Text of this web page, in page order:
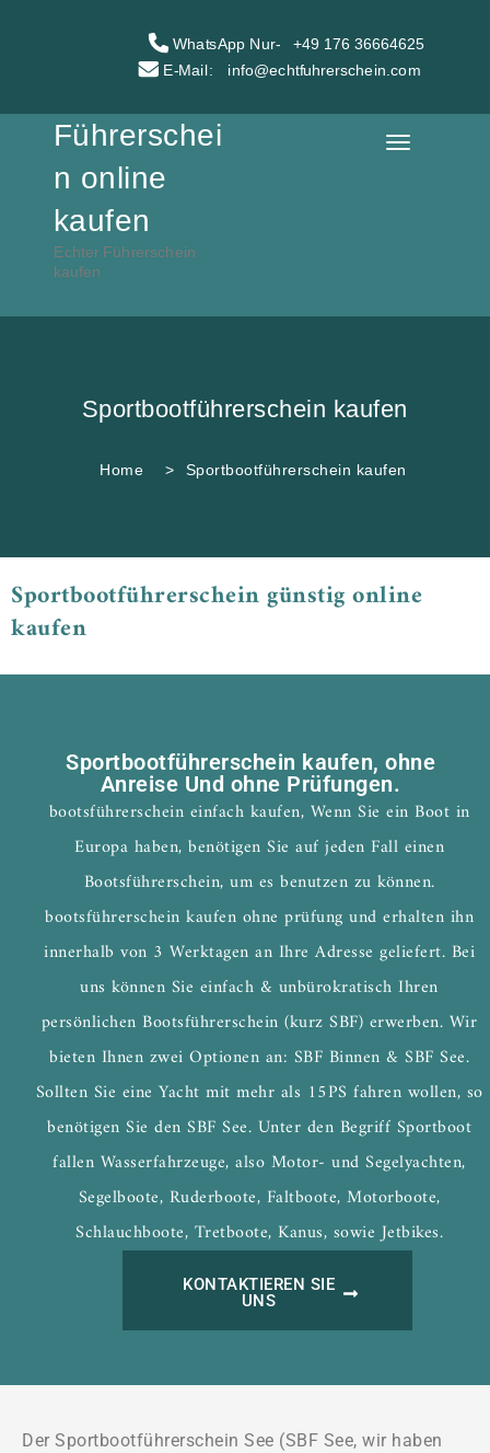
WhatsApp Nur-
+49 176 36664625
E-Mail:
info@echtfuhrerschein.com
Führerschei
n online
kaufen
Echter Führerschein
kaufen
Sportbootführerschein kaufen
Home Sportbootführerschein kaufen
Sportbootführerschein günstig online
kaufen
Sportbootführerschein kaufen, ohne
Anreise Und ohne Prüfungen.
bootsführerschein einfach kaufen, Wenn Sie ein Boot in
Europa haben, benötigen Sie auf jeden Fall einen
Bootsführerschein, um es benutzen zu können.
bootsführerschein kaufen ohne prüfung und erhalten ihn
innerhalb von 3 Werktagen an Ihre Adresse geliefert. Bei
uns können Sie einfach & unbürokratisch Ihren
persönlichen Bootsführerschein (kurz SBF) erwerben. Wir
bieten Ihnen zwei Optionen an: SBF Binnen & SBF See.
Sollten Sie eine Yacht mit mehr als 15PS fahren wollen, so
benötigen Sie den SBF See. Unter den Begriff Sportboot
fallen Wasserfahrzeuge, also Motor- und Segelyachten,
Segelboote, Ruderboote, Faltboote, Motorboote,
Schlauchboote, Tretboote, Kanus, sowie Jetbikes.
KONTAKTIEREN SIE
UNS
Der Sportbootführerschein See (SBF See, wir haben